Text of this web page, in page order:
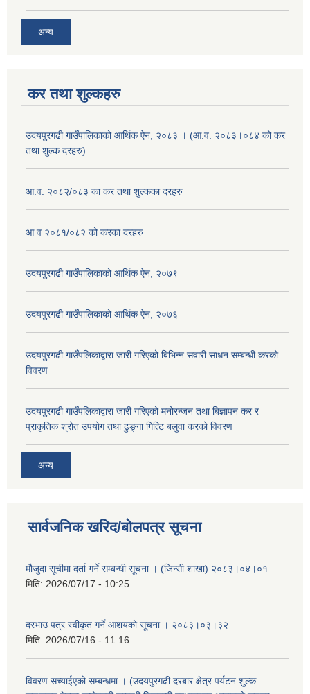
अन्य
कर तथा शुल्कहरु
उदयपुरगढी गाउँपालिकाको आर्थिक ऐन, २०८३ । (आ.व. २०८३।०८४ को कर
तथा शुल्क दरहरु)
आ.व. २०८२/०८३ का कर तथा शुल्कका दरहरु
आ व २०८१/०८२ को करका दरहरु
उदयपुरगढी गाउँपालिकाको आर्थिक ऐन, २०७९
उदयपुरगढी गाउँपालिकाको आर्थिक ऐन, २०७६
उदयपुरगढी गाउँपलिकाद्वारा जारी गरिएको बिभिन्न सवारी साधन सम्बन्धी करको
विवरण
उदयपुरगढी गाउँपलिकाद्वारा जारी गरिएको मनोरन्जन तथा बिज्ञापन कर र
प्राकृतिक श्रोत उपयोग तथा ढुङ्गा गित्टि बलुवा करको विवरण
अन्य
सार्वजनिक खरिद/बोलपत्र सूचना
मौजुदा सूचीमा दर्ता गर्ने सम्बन्धी सूचना । (जिन्सी शाखा) २०८३।०४।०१
मिति: 2026/07/17 - 10:25
दरभाउ पत्र स्वीकृत गर्ने आशयको सूचना । २०८३।०३।३२
मिति: 2026/07/16 - 11:16
विवरण सच्याईएको सम्बन्धमा । (उदयपुरगढी दरबार क्षेत्र पर्यटन शुल्क